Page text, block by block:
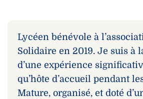
Lycéen bénévole à
Solidaire en 2019. Je suis à
d’une expérience
qu’hôte d’accueil pendant
Mature, organisé, et doté